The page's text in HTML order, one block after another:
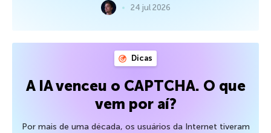
24 jul 2026
Dicas
A IA venceu o CAPTCHA. O que
vem por aí?
Por mais de uma década, os usuários da Internet tiveram